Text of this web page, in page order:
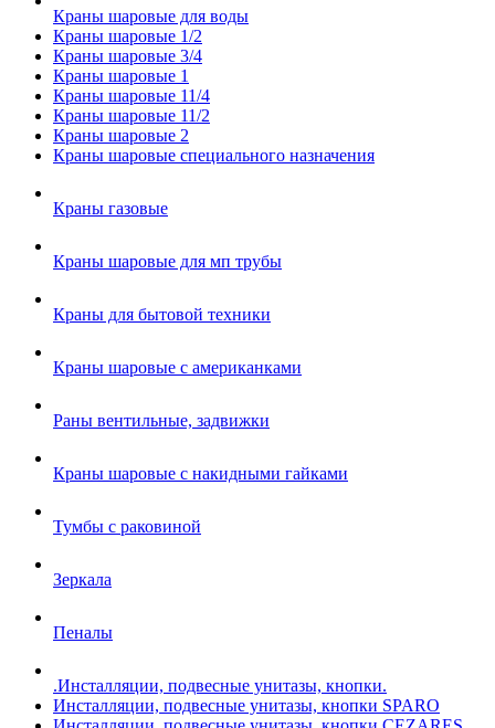
Краны шаровые для воды
Краны шаровые 1/2
Краны шаровые 3/4
Краны шаровые 1
Краны шаровые 11/4
Краны шаровые 11/2
Краны шаровые 2
Краны шаровые специального назначения
Краны газовые
Краны шаровые для мп трубы
Краны для бытовой техники
Краны шаровые с американками
Раны вентильные, задвижки
Краны шаровые с накидными гайками
Тумбы с раковиной
Зеркала
Пеналы
.Инсталляции, подвесные унитазы, кнопки.
Инсталляции, подвесные унитазы, кнопки SPARO